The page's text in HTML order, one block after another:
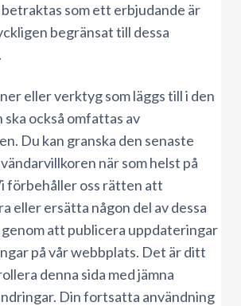
som ett erbjudande är
begränsat till dessa
eller verktyg som läggs till i den
också omfattas av
Du kan granska den senaste
när som helst på
förbehåller oss rätten att
eller ersätta någon del av dessa
att publicera uppdateringar
på vår webbplats. Det är ditt
denna sida med jämna
Din fortsatta användning